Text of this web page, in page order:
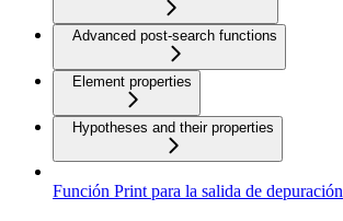
Advanced post-search functions
Element properties
Hypotheses and their properties
Función Print para la salida de depuración